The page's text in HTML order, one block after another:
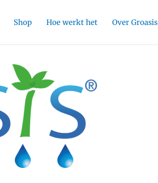
Shop Hoe werkt het Over Groasis